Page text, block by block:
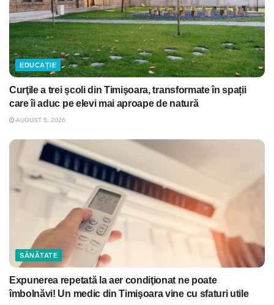
EDUCAȚIE
Curţile a trei şcoli din Timişoara, transformate în spații
care îi aduc pe elevi mai aproape de natură
AUGUST 5, 2026
SĂNĂTATE
Expunerea repetată la aer condiţionat ne poate
îmbolnăvi! Un medic din Timişoara vine cu sfaturi utile